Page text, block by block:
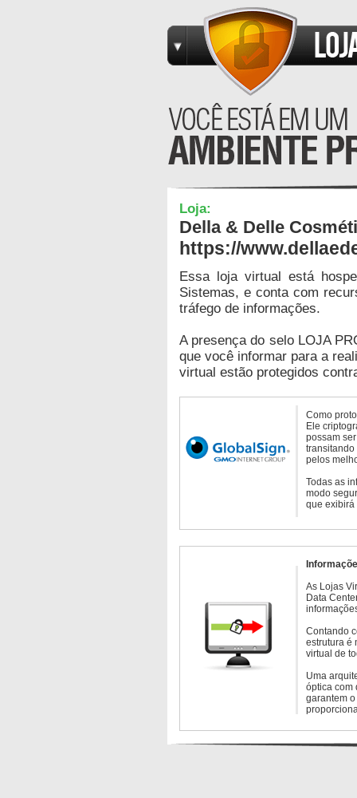
Loja:
Della & Delle
https://
Essa loja virtual está
Sistemas, e conta com
tráfego de informações.
A presença do selo LOJA
que você informar para a
virtual estão protegidos
Como
Ele
possam
transitando
pelos
Todas as
modo
que exibirá
As Lojas
Data
Contando
estrutura é
virtual de
Uma
óptica com
garantem